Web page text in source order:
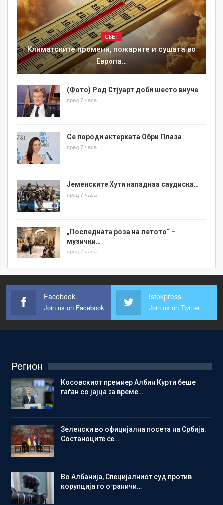
СВЕТ
Климатските промени, пожарите и сушата во
Европа…
(Фото) Род Стјуарт доби шесто внуче
пред 7 часа
Се породи актерката Обри Плаза
пред 7 часа
Јеменските Хути нападнаа саудиска…
пред 7 часа
„Последната роза на летото“ –
музички…
пред 7 часа
Facebook
Join us on Facebook
Istokpress
Join us on Twitter
Регион
Косовскиот премиер Албин Курти беше
гаѓан со јајца за време…
Зеленски во официјална посета на Србија:
Состаноците се…
Во Албанија, Специјалниот суд против
корупција го ограничи…